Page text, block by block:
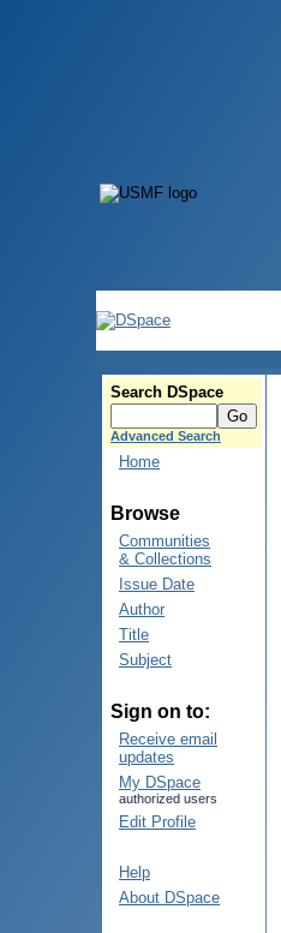
Search DSpace
Advanced Search
Home
Browse
Communities
& Collections
Issue Date
Author
Title
Subject
Sign on to:
Receive email
updates
My DSpace
authorized users
Edit Profile
Help
About DSpace